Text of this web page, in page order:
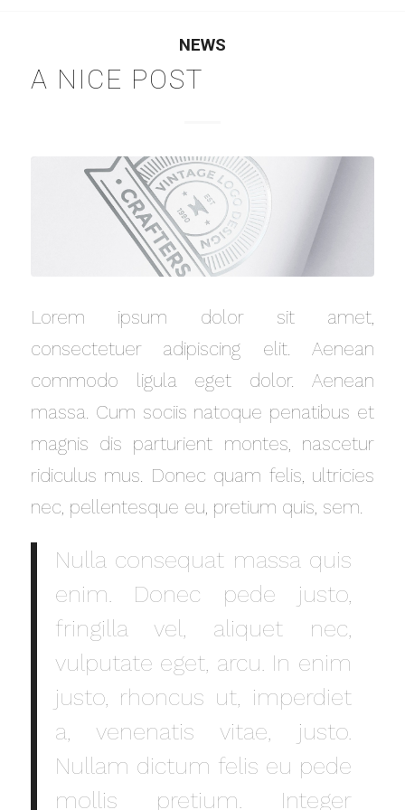
NEWS
A NICE POST
Lorem ipsum dolor sit amet,
consectetuer adipiscing elit. Aenean
commodo ligula eget dolor. Aenean
massa. Cum sociis natoque penatibus et
magnis dis parturient montes, nascetur
ridiculus mus. Donec quam felis, ultricies
nec, pellentesque eu, pretium quis, sem.
Nulla consequat massa quis
enim. Donec pede justo,
fringilla vel, aliquet nec,
vulputate eget, arcu. In enim
justo, rhoncus ut, imperdiet
a, venenatis vitae, justo.
Nullam dictum felis eu pede
mollis pretium. Integer